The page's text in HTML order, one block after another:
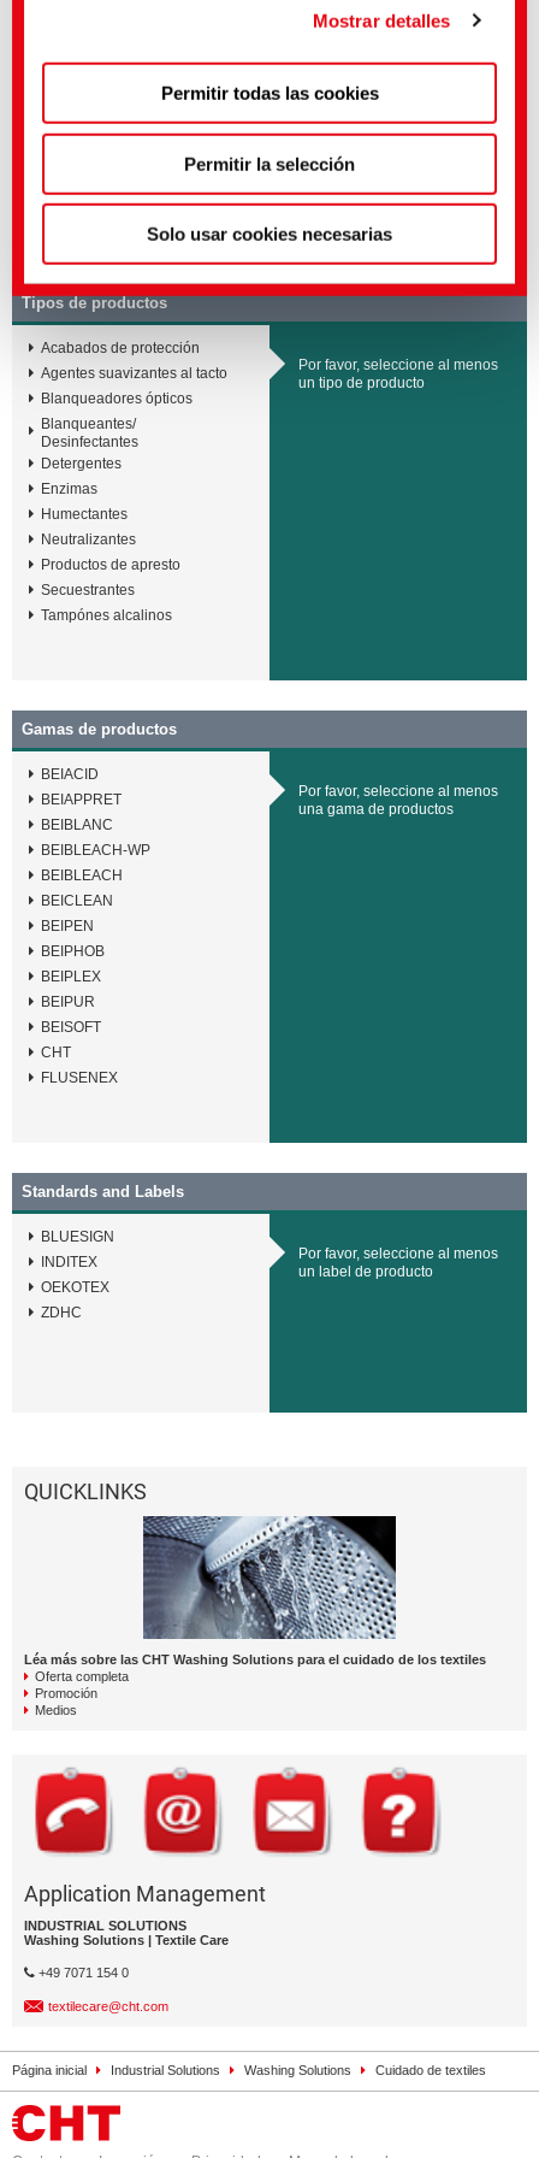
UE con arreglo al artículo 45 del RGPD.
Puedes hacer ajustes más precisos aquí o en nuestra
política de privacidad.(Impresión)
Mostrar detalles
Permitir todas las cookies
Permitir la selección
Solo usar cookies necesarias
Washing System
Washing Solutions
SMART PROTECTION |
BEIBLEACH POWER
ACTIVE washing system
Oferta ▸ Cuidado de textiles
Tipos de productos
Acabados de protección
Agentes suavizantes al tacto
Blanqueadores ópticos
Blanqueantes/
Desinfectantes
Detergentes
Enzimas
Humectantes
Neutralizantes
Productos de apresto
Secuestrantes
Tampónes alcalinos
Por favor, seleccione al menos
un tipo de producto
Gamas de productos
BEIACID
BEIAPPRET
BEIBLANC
BEIBLEACH-WP
BEIBLEACH
BEICLEAN
BEIPEN
BEIPHOB
BEIPLEX
BEIPUR
BEISOFT
CHT
FLUSENEX
Por favor, seleccione al menos
una gama de productos
Standards and Labels
BLUESIGN
INDITEX
OEKOTEX
ZDHC
Por favor, seleccione al menos
un label de producto
QUICKLINKS
Léa más sobre las CHT Washing Solutions para el cuidado de los textiles
Oferta completa
Promoción
Medios
Application Management
INDUSTRIAL SOLUTIONS
Washing Solutions | Textile Care
+49 7071 154 0
textilecare@cht.com
Página inicial Industrial Solutions Washing Solutions Cuidado de textiles